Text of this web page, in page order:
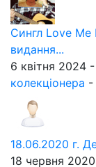
Сингл Love Me
видання...
6 квітня 2024 -
колекціонера -
18.06.2020 г.
18 червня